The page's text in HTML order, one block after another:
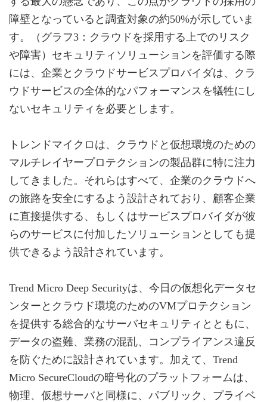
障壁となっていると調査対象の約50%が示していま
す。（グラフ3：クラウドを採用する上でのリスク
や障害）セキュリティソリューションを評価する際
には、企業とクラウドサービスプロバイダは、クラ
ウドサービスの全体的なパフォーマンスを犠牲にし
ないセキュリティを必要とします。
トレンドマイクロは、クラウドと仮想環境のための
マルチレイヤープロテクションの製品群に特に注力
してきました。それらはすべて、企業のクラウドへ
の旅路を安全にするよう設計されており、顧客企業
に直接提供する、もしくはサービスプロバイダが彼
らのサービスに付加したソリューションとしても提
供できるよう設計されています。
Trend Micro Deep Securityは、今日の仮想化データセ
ンターとクラウド環境のためのVMプロテクション
を提供する総合的なサーバセキュリティとともに、
データの盗難、業務の混乱、コンプライアンス違反
を防ぐために設計されています。加えて、Trend
Micro SecureCloudの暗号化のプラットフォームは、
物理、仮想サーバと同様に、パブリック、プライベ